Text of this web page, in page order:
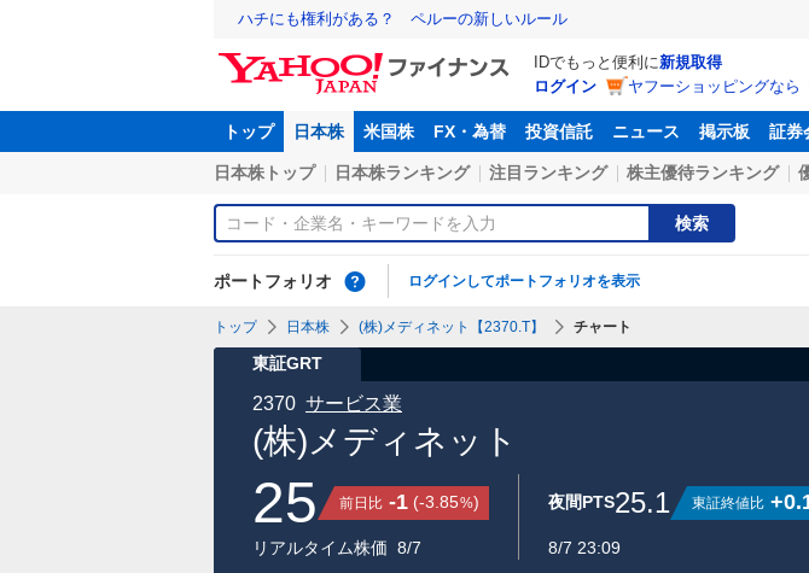
ハチにも権利がある？ ペルーの新しいルール
IDでもっと便利に新規取得
ログイン
ヤフーショッピングなら
トップ 日本株 米国株 FX・為替 投資信託 ニュース 掲示板 証券
日本株トップ 日本株ランキング 注目ランキング 株主優待ランキング
検索
ポートフォリオ ログインしてポートフォリオを表示
トップ 日本株 (株)メディネット【2370.T】 チャート
東証GRT
(株)メディネット
2370 サービス業
25 前日比 -1 (-3.85%)
リアルタイム株価 8/7
夜間PTS25.1 東証終値比
8/7 23:09